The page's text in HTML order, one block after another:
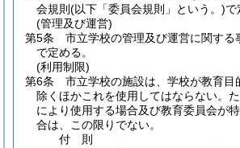
会規則 (以下「委員会規則」という。)で
(管理及び運営)
第5条
市立学校の管理及び運営に関する
で定める。
(利用制限)
第6条
市立学校の施設は、学校が教育目
除くほかこれを使用してはならない。
により使用する場合及び教育委員会が
合は、この限りでない。
付 則